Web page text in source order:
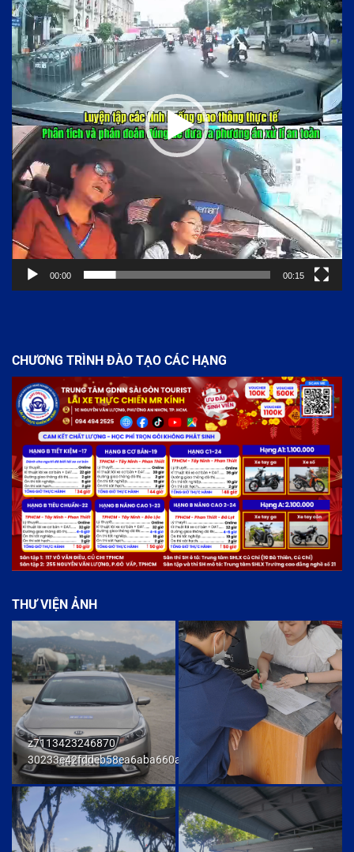
Video
00:00 00:15
CHƯƠNG TRÌNH ĐÀO TẠO CÁC HẠNG
THƯ VIỆN ẢNH
z7113423246870
30233e42fddeb58ea6aba660ab436cb9